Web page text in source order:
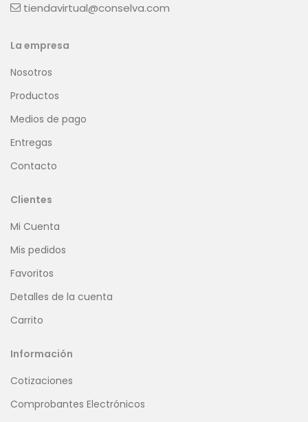
tiendavirtual@conselva.com
La empresa
Nosotros
Productos
Medios de pago
Entregas
Contacto
Clientes
Mi Cuenta
Mis pedidos
Favoritos
Detalles de la cuenta
Carrito
Información
Cotizaciones
Comprobantes Electrónicos